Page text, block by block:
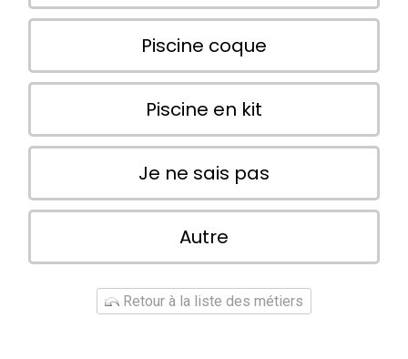
Piscine coque
Piscine en kit
Je ne sais pas
Autre
Retour à la liste des métiers